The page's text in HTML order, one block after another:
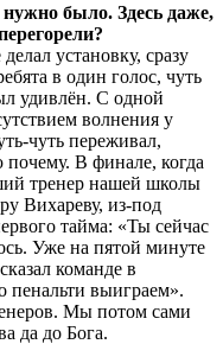
было. Здесь даже,
установку, сразу
в один голос, чуть
удивлён. С одной
волнения у
чуть переживал,
В финале, когда
тренер нашей школы
Вихареву, из-под
тайма: «Ты сейчас
Уже на пятой минуте
команде в
выиграем».
Мы потом сами
да до Бога.